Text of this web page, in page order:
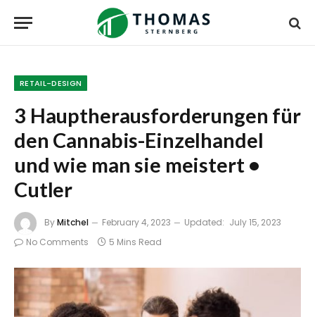
RETAIL-DESIGN
3 Hauptherausforderungen für
den Cannabis-Einzelhandel
und wie man sie meistert •
Cutler
ByMitchel February 4, 2023 Updated: July 15, 2023
No Comments
5 Mins Read